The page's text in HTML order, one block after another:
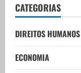
CATEGORIAS
DIREITOS HUMANOS
ECONOMIA